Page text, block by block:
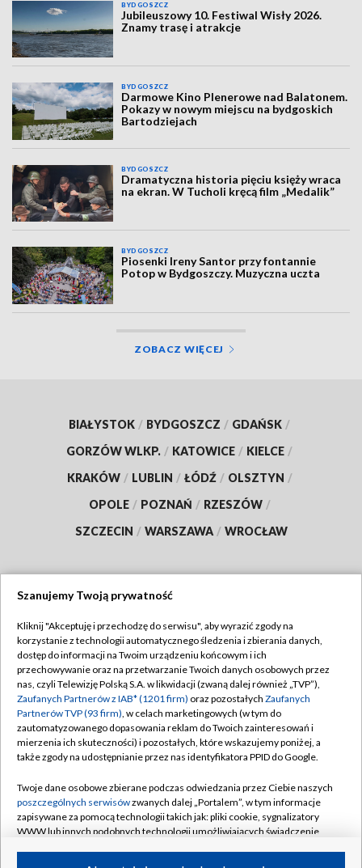
BYDGOSZCZ
Jubileuszowy 10. Festiwal Wisły 2026.
Znamy trasę i atrakcje
BYDGOSZCZ
Darmowe Kino Plenerowe nad Balatonem.
Pokazy w nowym miejscu na bydgoskich
Bartodziejach
BYDGOSZCZ
Dramatyczna historia pięciu księży wraca
na ekran. W Tucholi kręcą film „Medalik”
BYDGOSZCZ
Piosenki Ireny Santor przy fontannie
Potop w Bydgoszczy. Muzyczna uczta
ZOBACZ WIĘCEJ
BIAŁYSTOK / BYDGOSZCZ / GDAŃSK /
GORZÓW WLKP. / KATOWICE / KIELCE /
KRAKÓW / LUBLIN / ŁÓDŹ / OLSZTYN /
OPOLE / POZNAŃ / RZESZÓW /
SZCZECIN / WARSZAWA / WROCŁAW
TVP
Abonament TVP
Emisja w TVP
Centrum informacji TVP
Naziemna Telewizja Cyfrowa
Rada Programowa
System NOS
Informacje o nadawcy
Regulamin TVP
Polityka prywatności
Moje zgody
Pomoc
Kontakt
Kanały
Szanujemy Twoją prywatność
Kliknij "Akceptuję i przechodzę do serwisu", aby wyrazić zgody na
korzystanie z technologii automatycznego śledzenia i zbierania danych,
dostęp do informacji na Twoim urządzeniu końcowym i ich
przechowywanie oraz na przetwarzanie Twoich danych osobowych przez
nas, czyli Telewizję Polską S.A. w likwidacji (zwaną dalej również „TVP”),
Zaufanych Partnerów z IAB* (1201 firm) oraz pozostałych Zaufanych
Partnerów TVP (93 firm), w celach marketingowych (w tym do
zautomatyzowanego dopasowania reklam do Twoich zainteresowań i
mierzenia ich skuteczności) i pozostałych, które wskazujemy poniżej, a
także zgody na udostępnianie przez nas identyfikatora PPID do Google.
Twoje dane osobowe zbierane podczas odwiedzania przez Ciebie naszych
poszczególnych serwisówzwanych dalej „Portalem”, w tym informacje
zapisywane za pomocą technologii takich jak: pliki cookie, sygnalizatory
WWW lub innych podobnych technologii umożliwiających świadczenie